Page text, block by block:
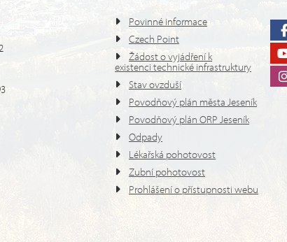
Povinné informace
Czech Point
Žádost o vyjádření k
existenci technické infrastruktury
Stav ovzduší
Povodňový plán města Jeseník
Povodňový plán ORP Jeseník
Odpady
Lékařská pohotovost
Zubní pohotovost
Prohlášení o přístupnosti webu